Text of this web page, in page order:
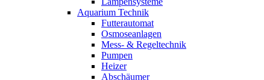
Aquarium Technik
Futterautomat
Osmoseanlagen
Mess- & Regeltechnik
Pumpen
Heizer
Abschäumer